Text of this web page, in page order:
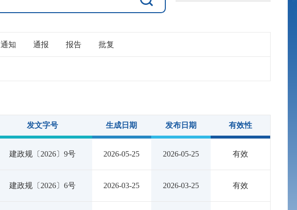
通知 通报 报告 批复
发文字号 生成日期 发布日期 有效性
建政规〔2026〕9号 2026-05-25 2026-05-25 有效
建政规〔2026〕6号 2026-03-25 2026-03-25 有效